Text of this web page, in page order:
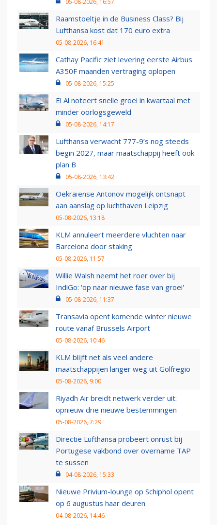
05-08-2026, 16:57
Raamstoeltje in de Business Class? Bij
Lufthansa kost dat 170 euro extra
05-08-2026, 16:41
Cathay Pacific ziet levering eerste Airbus
A350F maanden vertraging oplopen
05-08-2026, 15:25
El Al noteert snelle groei in kwartaal met
minder oorlogsgeweld
05-08-2026, 14:17
Lufthansa verwacht 777-9’s nog steeds
begin 2027, maar maatschappij heeft ook
plan B
05-08-2026, 13:42
Oekraïense Antonov mogelijk ontsnapt
aan aanslag op luchthaven Leipzig
05-08-2026, 13:18
KLM annuleert meerdere vluchten naar
Barcelona door staking
05-08-2026, 11:57
Willie Walsh neemt het roer over bij
IndiGo: 'op naar nieuwe fase van groei'
05-08-2026, 11:37
Transavia opent komende winter nieuwe
route vanaf Brussels Airport
05-08-2026, 10:46
KLM blijft net als veel andere
maatschappijen langer weg uit Golfregio
05-08-2026, 9:00
Riyadh Air breidt netwerk verder uit:
opnieuw drie nieuwe bestemmingen
05-08-2026, 7:29
Directie Lufthansa probeert onrust bij
Portugese vakbond over overname TAP
te sussen
04-08-2026, 15:33
Nieuwe Privium-lounge op Schiphol opent
op 6 augustus haar deuren
04-08-2026, 14:46